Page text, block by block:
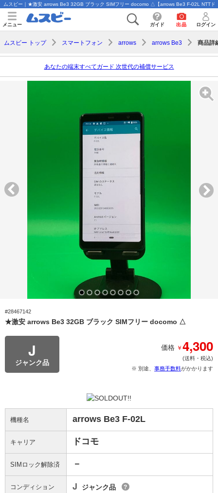
ムスビー｜★激安 arrows Be3 32GB ブラック SIMフリー docomo △【arrows Be3 F-02L NTTド
メニュー ガイド 出品 ログイン
ムスビー トップ スマートフォン arrows arrows Be3 商品詳
あなたの端末すべてガード 次世代の補償サービス
#28467142
★激安 arrows Be3 32GB ブラック SIMフリー docomo △
J
ジャンク品
価格 ￥4,300
(送料・税込)
※ 別途、 事務手数料がかかります
機種名 arrows Be3 F-02L
キャリア ドコモ
SIMロック解除済 －
コンディション J ジャンク品 ?